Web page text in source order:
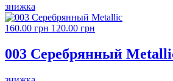
знижка
160.00 грн 120.00 грн
003 Серебрянный